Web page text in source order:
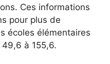
Ces informations
pour plus de
écoles élémentaires
à 155,6.